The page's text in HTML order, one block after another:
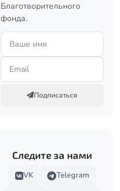
Благотворительного
фонда.
Подписаться
Следите за нами
VK
Telegram